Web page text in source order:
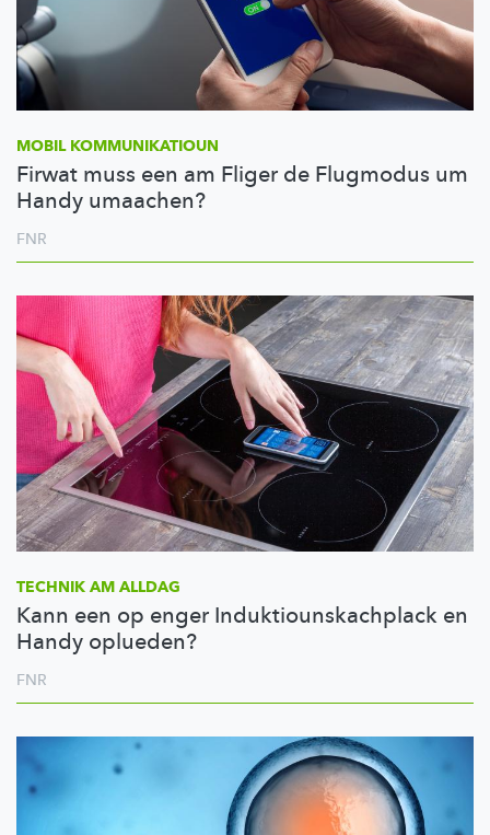
MOBIL KOMMUNIKATIOUN
Firwat muss een am Fliger de Flugmodus um
Handy umaachen?
FNR
TECHNIK AM ALLDAG
Kann een op enger Induktiounskachplack en
Handy oplueden?
FNR